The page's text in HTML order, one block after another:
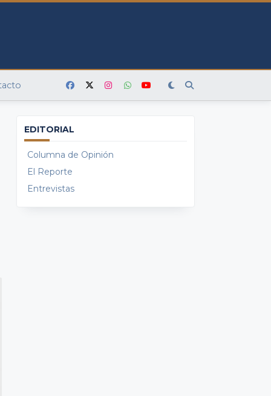
EDITORIAL
Columna de Opinión
El Reporte
Entrevistas